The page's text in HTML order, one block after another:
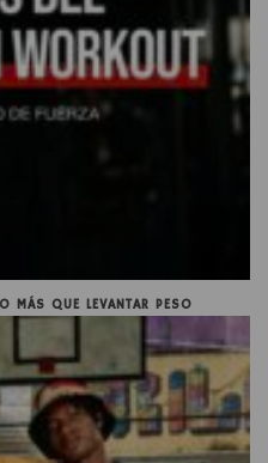
MÁS QUE LEVANTAR PESO